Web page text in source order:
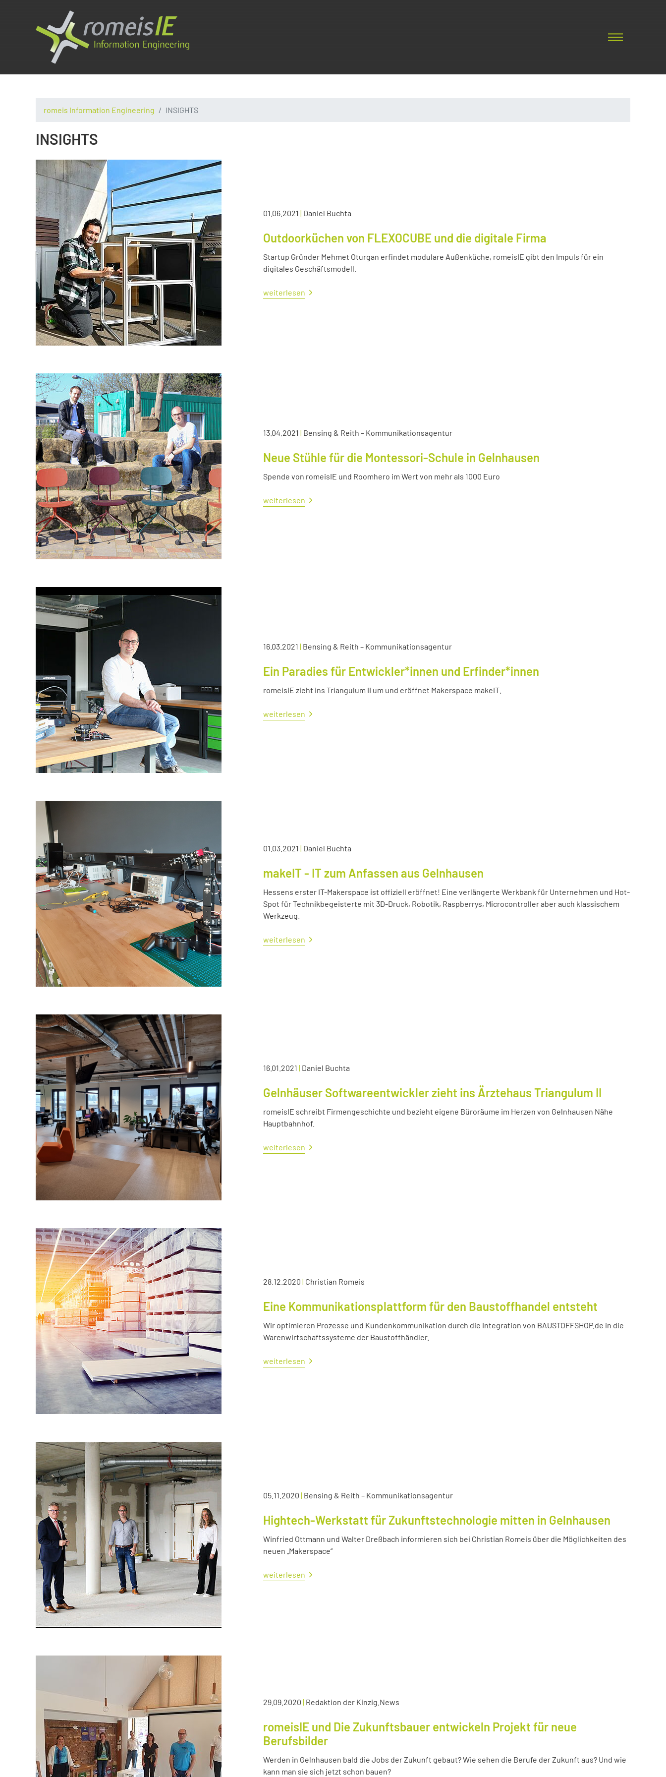
romeis Information Engineering INSIGHTS
INSIGHTS
01.06.2021 | Daniel Buchta
Outdoorküchen von FLEXOCUBE und die digitale Firma
Startup Gründer Mehmet Oturgan erfindet modulare Außenküche, romeisIE gibt den Impuls für ein
digitales Geschäftsmodell.
weiterlesen
13.04.2021 | Bensing & Reith – Kommunikationsagentur
Neue Stühle für die Montessori-Schule in Gelnhausen
Spende von romeisIE und Roomhero im Wert von mehr als 1000 Euro
weiterlesen
16.03.2021 | Bensing & Reith – Kommunikationsagentur
Ein Paradies für Entwickler*innen und Erfinder*innen
romeisIE zieht ins Triangulum II um und eröffnet Makerspace makeIT.
weiterlesen
01.03.2021 | Daniel Buchta
makeIT - IT zum Anfassen aus Gelnhausen
Hessens erster IT-Makerspace ist offiziell eröffnet! Eine verlängerte Werkbank für Unternehmen und Hot-
Spot für Technikbegeisterte mit 3D-Druck, Robotik, Raspberrys, Microcontroller aber auch klassischem
Werkzeug.
weiterlesen
16.01.2021 | Daniel Buchta
Gelnhäuser Softwareentwickler zieht ins Ärztehaus Triangulum II
romeisIE schreibt Firmengeschichte und bezieht eigene Büroräume im Herzen von Gelnhausen Nähe
Hauptbahnhof.
weiterlesen
28.12.2020 | Christian Romeis
Eine Kommunikationsplattform für den Baustoffhandel entsteht
Wir optimieren Prozesse und Kundenkommunikation durch die Integration von BAUSTOFFSHOP.de in die
Warenwirtschaftssysteme der Baustoffhändler.
weiterlesen
05.11.2020 | Bensing & Reith – Kommunikationsagentur
Hightech-Werkstatt für Zukunftstechnologie mitten in Gelnhausen
Winfried Ottmann und Walter Dreßbach informieren sich bei Christian Romeis über die Möglichkeiten des
neuen „Makerspace“
weiterlesen
29.09.2020 | Redaktion der Kinzig.News
romeisIE und Die Zukunftsbauer entwickeln Projekt für neue
Berufsbilder
Werden in Gelnhausen bald die Jobs der Zukunft gebaut? Wie sehen die Berufe der Zukunft aus? Und wie
kann man sie sich jetzt schon bauen?